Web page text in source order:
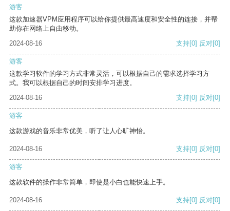
游客
这款加速器VPM应用程序可以给你提供最高速度和安全性的连接，并帮
助你在网络上自由移动。
2024-08-16
支持[0] 反对[0]
游客
这款学习软件的学习方式非常灵活，可以根据自己的需求选择学习方
式。我可以根据自己的时间安排学习进度。
2024-08-16
支持[0] 反对[0]
游客
这款游戏的音乐非常优美，听了让人心旷神怡。
2024-08-16 支持[0] 反对[0]
游客
这款软件的操作非常简单，即使是小白也能快速上手。
2024-08-16 支持[0] 反对[0]